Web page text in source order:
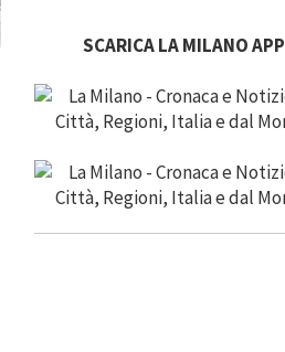
SCARICA LA MILANO APP